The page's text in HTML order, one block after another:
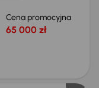
Cena promocyjna
65 000 zł